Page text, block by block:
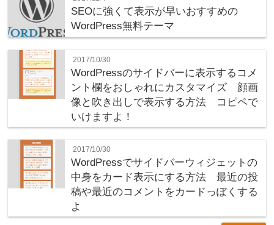
SEOに強くて表示が早いおすすめの
WordPress無料テーマ
2017/10/30
WordPressのサイドバーに表示するコメ
ント欄をおしゃれにカスタマイズ 顔画
像と吹き出しで表示する方法 コピペで
いけますよ！
2017/10/30
WordPressでサイドバーウィジェットの
中身をカード表示にする方法 最近の投
稿や最近のコメントをカードっぽくする
よ